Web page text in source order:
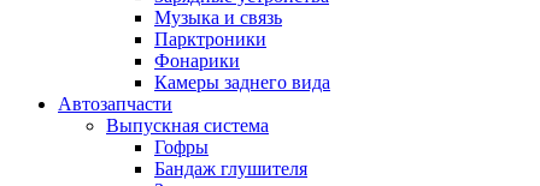
Музыка и связь
Парктроники
Фонарики
Камеры заднего вида
Автозапчасти
Выпускная система
Гофры
Бандаж глушителя